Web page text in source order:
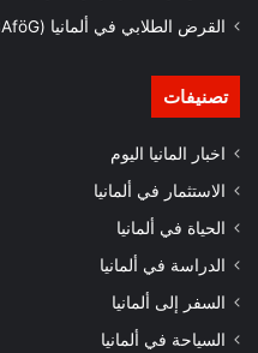
القرض الطلابي في ألمانيا (BAföG): الشروط والإجراءات
تصنيفات
اخبار المانيا اليوم
الاستثمار في ألمانيا
الحياة في ألمانيا
الدراسة في ألمانيا
السفر إلى ألمانيا
السياحة في ألمانيا